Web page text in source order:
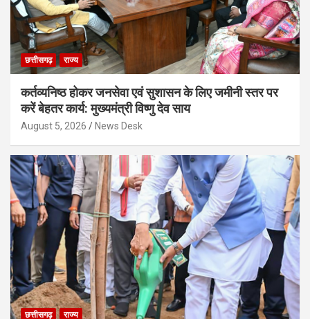
छत्तीसगढ़ राज्य
कर्तव्यनिष्ठ होकर जनसेवा एवं सुशासन के लिए जमीनी स्तर पर
करें बेहतर कार्य: मुख्यमंत्री विष्णु देव साय
August 5, 2026 News Desk
छत्तीसगढ़ राज्य